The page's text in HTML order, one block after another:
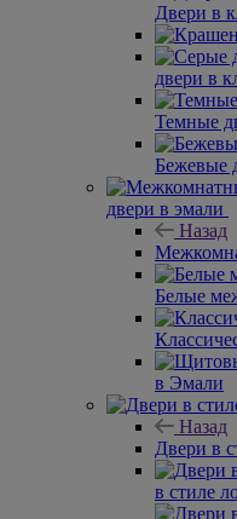
Двери в
двери в
Темные
Бежевые
двери в эмали
Назад
Белые
в Эмали
Назад
Двери в
в стиле